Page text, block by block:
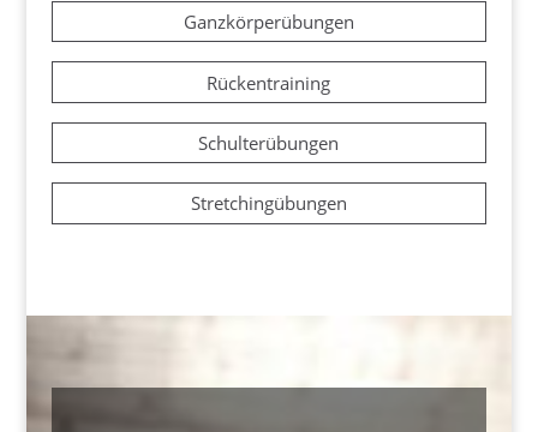
Ganzkörperübungen
Rückentraining
Schulterübungen
Stretchingübungen